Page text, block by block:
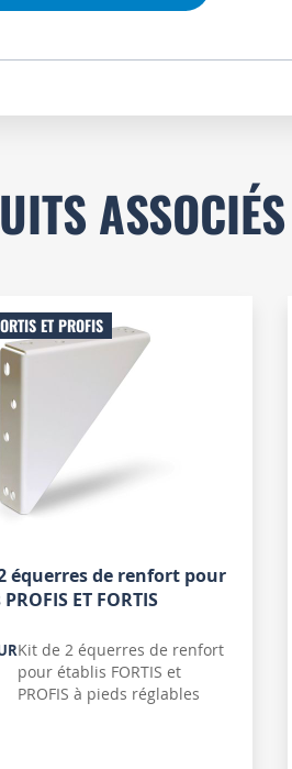
ASSOCIÉS
ET PROFIS
équerres de renfort pour
ET FORTIS
Kit de 2 équerres de renfort
pour établis FORTIS et
PROFIS à pieds réglables